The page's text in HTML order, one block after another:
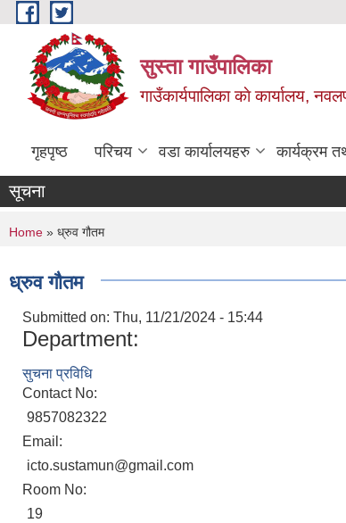
Skip to main content
सुस्ता गाउँपालिका
गाउँकार्यपालिका काे कार्यालय,
गृहपृष्ठ परिचय वडा कार्यालयहरु कार्यक्रम
सूचना
You are here
Home » ध्रुव गौतम
ध्रुव गौतम
Submitted on: Thu, 11/21/2024 - 15:44
Department:
सुचना प्रविधि
Contact No:
9857082322
Email:
icto.sustamun@gmail.com
Room No:
19